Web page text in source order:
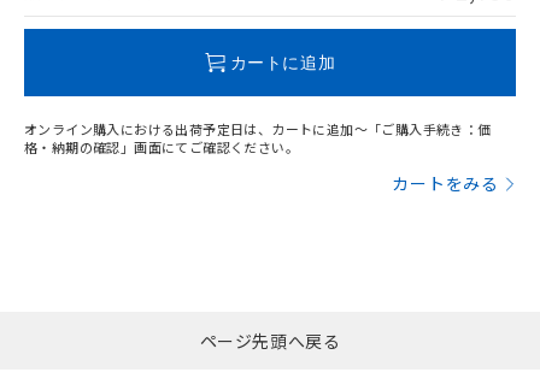
カートに追加
オンライン購入における出荷予定日は、カートに追加～「ご購入手続き：価
格・納期の確認」画面にてご確認ください。
カートをみる
ページ先頭へ戻る